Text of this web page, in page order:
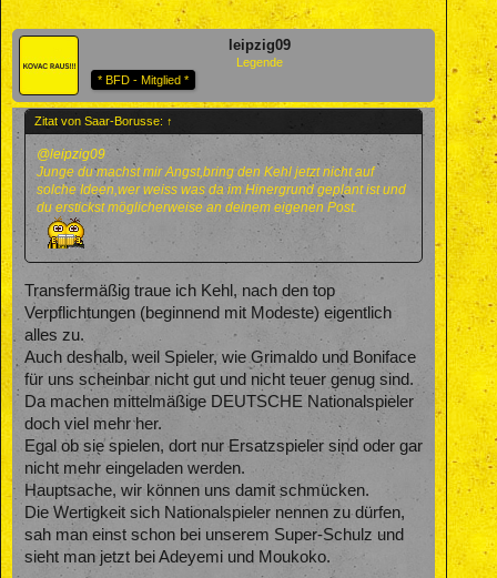
leipzig09
Legende
* BFD - Mitglied *
Zitat von Saar-Borusse: ↑
@leipzig09
Junge du machst mir Angst,bring den Kehl jetzt nicht auf
solche Ideen,wer weiss was da im Hinergrund geplant ist und
du erstickst möglicherweise an deinem eigenen Post.
Transfermäßig traue ich Kehl, nach den top
Verpflichtungen (beginnend mit Modeste) eigentlich
alles zu.
Auch deshalb, weil Spieler, wie Grimaldo und Boniface
für uns scheinbar nicht gut und nicht teuer genug sind.
Da machen mittelmäßige DEUTSCHE Nationalspieler
doch viel mehr her.
Egal ob sie spielen, dort nur Ersatzspieler sind oder gar
nicht mehr eingeladen werden.
Hauptsache, wir können uns damit schmücken.
Die Wertigkeit sich Nationalspieler nennen zu dürfen,
sah man einst schon bei unserem Super-Schulz und
sieht man jetzt bei Adeyemi und Moukoko.